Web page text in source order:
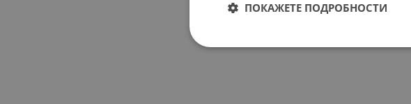
ПОКАЖЕТЕ ПОДРОБНОСТИ